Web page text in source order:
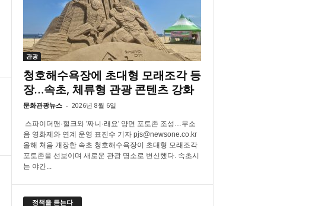
관광
청호해수욕장에 초대형 모래조각 등
장…속초, 체류형 관광 콘텐츠 강화
문화관광뉴스 - 2026년 8월 6일
스파이더맨·헐크와 '짜니·래요' 양면 포토존 조성…무소
음 영화제와 연계 운영 표진수 기자 pjs@newsone.co.kr
올해 처음 개장한 속초 청호해수욕장이 초대형 모래조각
포토존을 선보이며 새로운 관광 명소로 변신했다. 속초시
는 야간...
정책을 듣는다